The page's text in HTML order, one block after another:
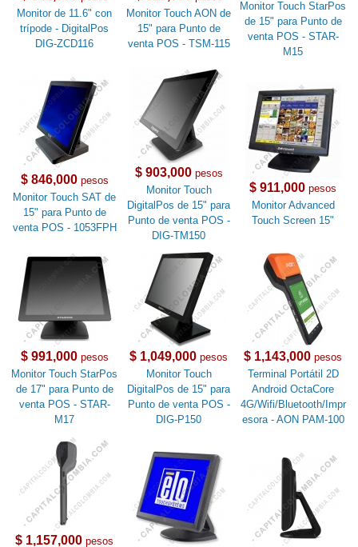
Monitor de 11.6" con
trípode - DigitalPos
DIG-ZCD116
Monitor Touch AON de
15" para Punto de
venta POS - TSM-115
Monitor Touch StarPos
de 15" para Punto de
venta POS - STAR-
M15
$ 846,000pesos
Monitor Touch SAT de
15" para Punto de
venta POS - 1053FPH
$ 903,000pesos
Monitor Touch
DigitalPos de 15" para
Punto de venta POS -
DIG-TM150
$ 911,000 pesos
Monitor Advanced
Touch Screen 15"
$ 991,000pesos
Monitor Touch StarPos
de 17" para Punto de
venta POS - STAR-
M17
$ 1,049,000 pesos
Monitor Touch
DigitalPos de 15" para
Punto de venta POS -
DIG-P150
$ 1,143,000 pesos
Terminal Portátil 2D
Android OctaCore
4G/Wifi/Bluetooth/Impr
esora - AON PAM-100
$ 1,157,000 pesos